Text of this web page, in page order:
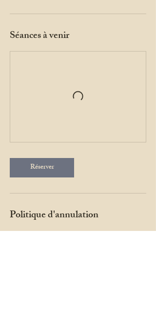
Séances à venir
Réserver
Politique d'annulation
Pour annuler, ou reporter, nous contacter 24 h à